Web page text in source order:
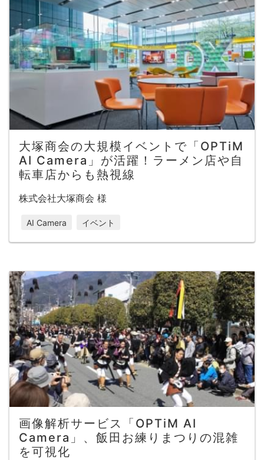
大塚商会の大規模イベントで「OPTiM
AI Camera」が活躍！ラーメン店や自
転車店からも熱視線
株式会社大塚商会 様
AI Camera イベント
画像解析サービス「OPTiM AI
Camera」、飯田お練りまつりの混雑
を可視化